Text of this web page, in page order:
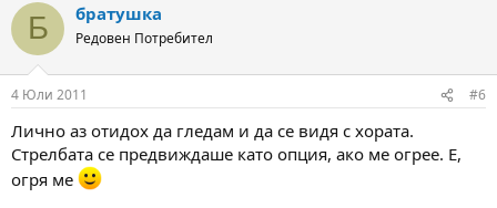
Б братушка
Редовен Потребител
4 Юли 2011 #6
Лично аз отидох да гледам и да се видя с хората.
Стрелбата се предвиждаше като опция, ако ме огрее. Е,
огря ме